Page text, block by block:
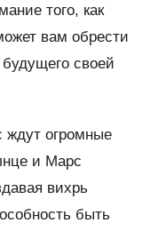
того, как
вам обрести
своей
ждут огромные
и Марс
вихрь
быть